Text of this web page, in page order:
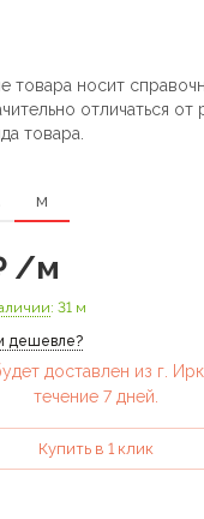
товара носит
отличаться от
товара.
м
/м
: 31 м
дешевле?
доставлен из г.
течение 7 дней.
Купить в 1 клик